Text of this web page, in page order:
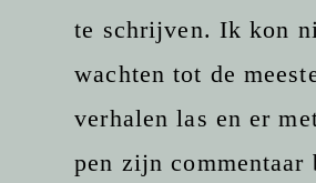
te schrijven. Ik kon
wachten tot de
verhalen las en er
pen zijn commentaar